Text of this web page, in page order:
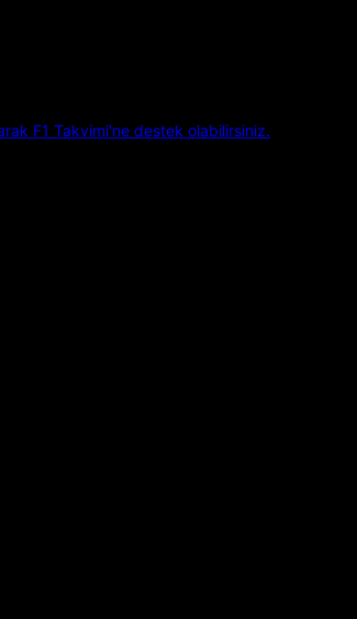
F1 Takvimi'ne destek olabilirsiniz.